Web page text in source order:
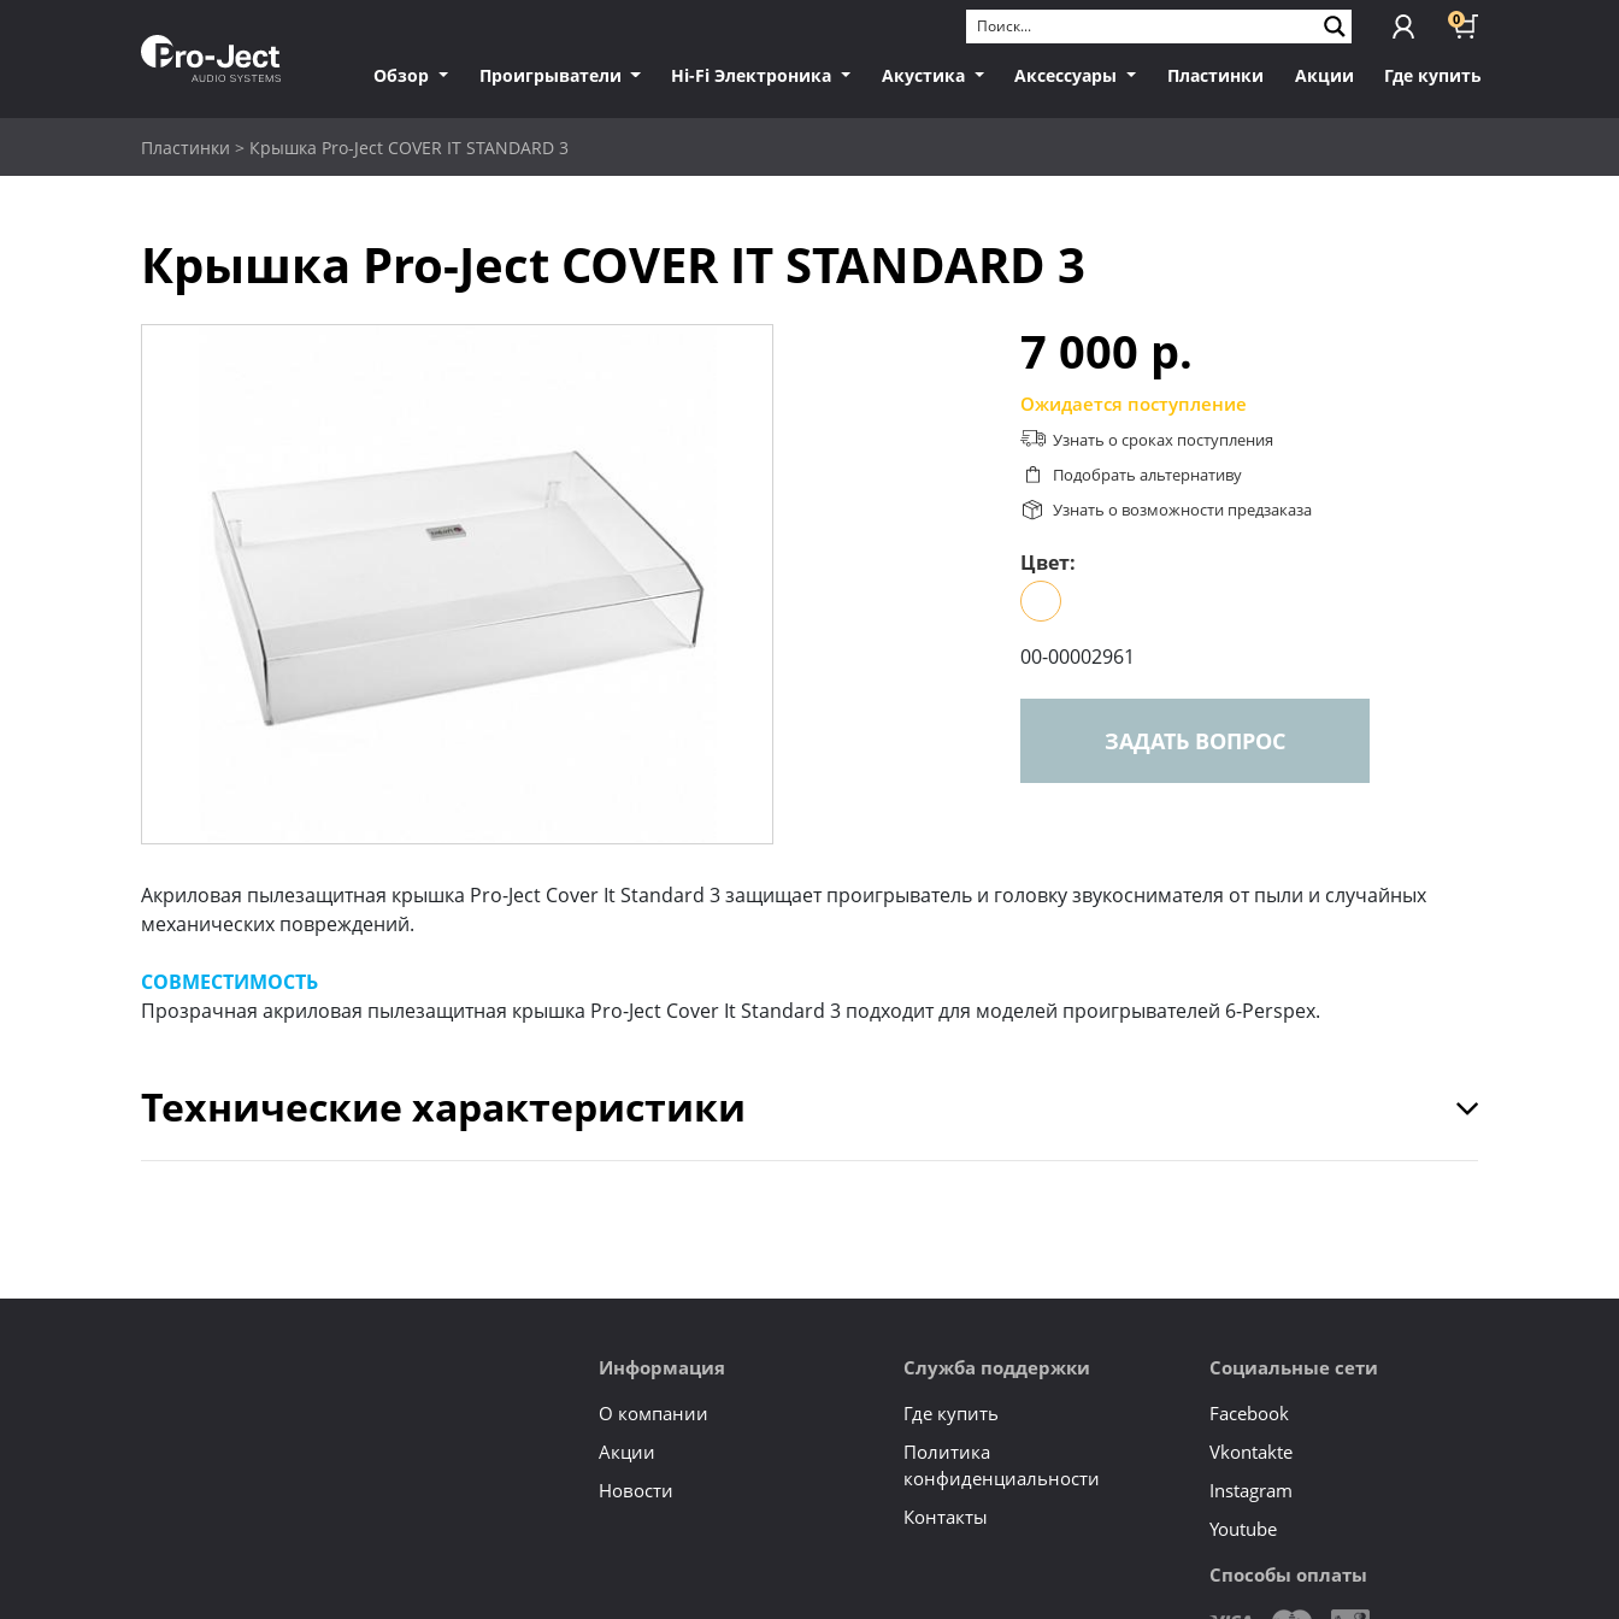
0
Обзор Проигрыватели Hi-Fi Электроника Акустика Аксессуары Пластинки Акции Где купить
Пластинки > Крышка Pro-Ject COVER IT STANDARD 3
Крышка Pro-Ject COVER IT STANDARD 3
7 000 p.
Ожидается поступление
Узнать о сроках поступления
Подобрать альтернативу
Узнать о возможности предзаказа
Цвет:
00-00002961
ЗАДАТЬ ВОПРОС
Акриловая пылезащитная крышка Pro-Ject Cover It Standard 3 защищает проигрыватель и головку звукоснимателя от пыли и случайных
механических повреждений.
СОВМЕСТИМОСТЬ
Прозрачная акриловая пылезащитная крышка Pro-Ject Cover It Standard 3 подходит для моделей проигрывателей 6-Perspex.
Технические характеристики
Информация
О компании
Акции
Новости
Служба поддержки
Где купить
Политика
конфиденциальности
Контакты
Социальные сети
Facebook
Vkontakte
Instagram
Youtube
Способы оплаты